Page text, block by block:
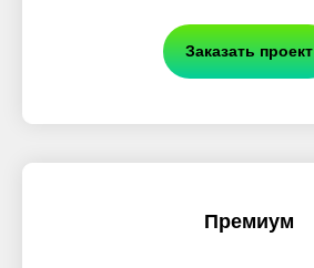
Заказать проект
Премиум